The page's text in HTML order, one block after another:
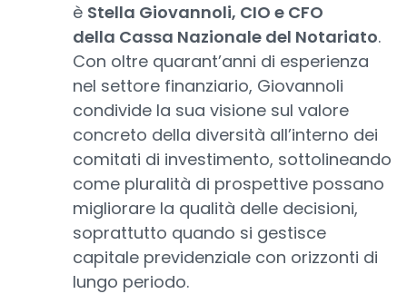
è Stella Giovannoli, CIO e CFO
della Cassa Nazionale del Notariato.
Con oltre quarant’anni di esperienza
nel settore finanziario, Giovannoli
condivide la sua visione sul valore
concreto della diversità all’interno dei
comitati di investimento, sottolineando
come pluralità di prospettive possano
migliorare la qualità delle decisioni,
soprattutto quando si gestisce
capitale previdenziale con orizzonti di
lungo periodo.